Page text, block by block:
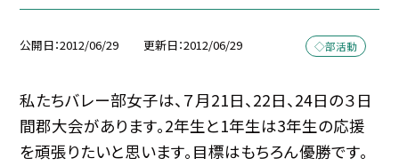
公開日 2012/06/29 更新日 2012/06/29 ◇部活動
私たちバレー部女子は、７月21日、22日、24日の３日
間郡大会があります。2年生と1年生は3年生の応援
を頑張りたいと思います。目標はもちろん優勝です。